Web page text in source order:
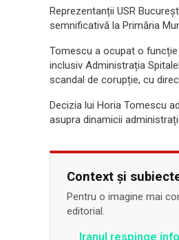
Reprezentanții USR
semnificativă la Primăria
Tomescu a ocupat o
inclusiv Administrația
scandal de corupție, cu
Decizia lui Horia Tomescu
asupra dinamicii
Context și
Pentru o imagine mai
editorial.
Iranul respinge